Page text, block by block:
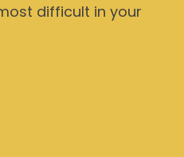
difficult in your